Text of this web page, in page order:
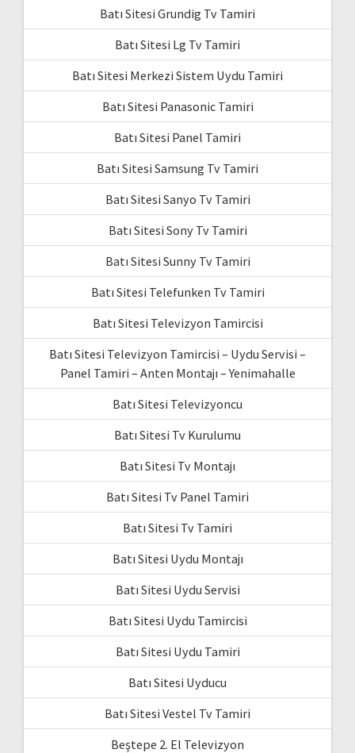
Batı Sitesi Grundig Tv Tamiri
Batı Sitesi Lg Tv Tamiri
Batı Sitesi Merkezi Sistem Uydu Tamiri
Batı Sitesi Panasonic Tamiri
Batı Sitesi Panel Tamiri
Batı Sitesi Samsung Tv Tamiri
Batı Sitesi Sanyo Tv Tamiri
Batı Sitesi Sony Tv Tamiri
Batı Sitesi Sunny Tv Tamiri
Batı Sitesi Telefunken Tv Tamiri
Batı Sitesi Televizyon Tamircisi
Batı Sitesi Televizyon Tamircisi – Uydu Servisi –
Panel Tamiri – Anten Montajı – Yenimahalle
Batı Sitesi Televizyoncu
Batı Sitesi Tv Kurulumu
Batı Sitesi Tv Montajı
Batı Sitesi Tv Panel Tamiri
Batı Sitesi Tv Tamiri
Batı Sitesi Uydu Montajı
Batı Sitesi Uydu Servisi
Batı Sitesi Uydu Tamircisi
Batı Sitesi Uydu Tamiri
Batı Sitesi Uyducu
Batı Sitesi Vestel Tv Tamiri
Beştepe 2. El Televizyon